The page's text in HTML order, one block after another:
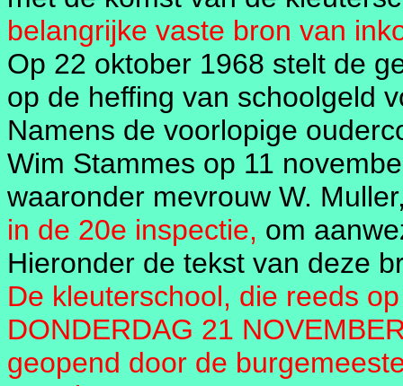
belangrijke vaste bron van
Op 22 oktober 1968 stelt de
op de heffing van schoolgeld
Namens de voorlopige
Wim Stammes op 11
waaronder mevrouw W.
in de 20e inspectie, om
Hieronder de tekst van deze
De kleuterschool, die reeds
DONDERDAG 21
geopend door de